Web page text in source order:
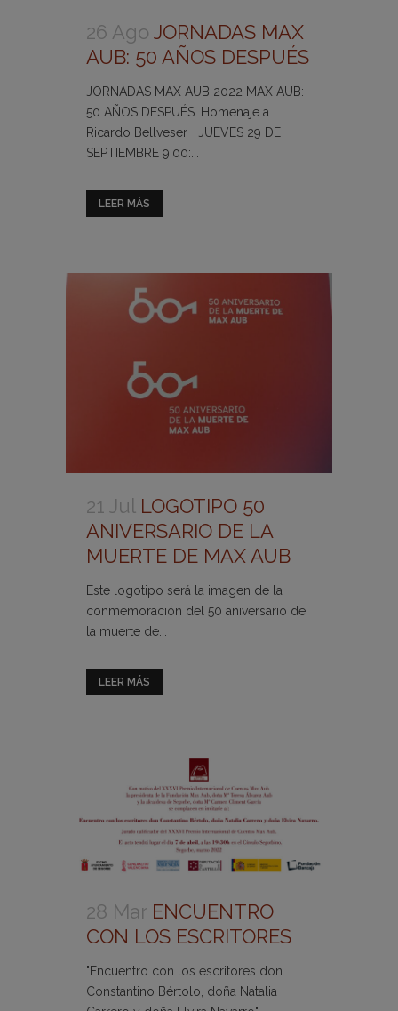
26 Ago JORNADAS MAX
AUB: 50 AÑOS DESPUÉS
JORNADAS MAX AUB 2022 MAX AUB:
50 AÑOS DESPUÉS. Homenaje a
Ricardo Bellveser JUEVES 29 DE
SEPTIEMBRE 9:00:...
LEER MÁS
21 Jul LOGOTIPO 50
ANIVERSARIO DE LA
MUERTE DE MAX AUB
Este logotipo será la imagen de la
conmemoración del 50 aniversario de
la muerte de...
LEER MÁS
28 Mar ENCUENTRO
CON LOS ESCRITORES
"Encuentro con los escritores don
Constantino Bértolo, doña Natalia